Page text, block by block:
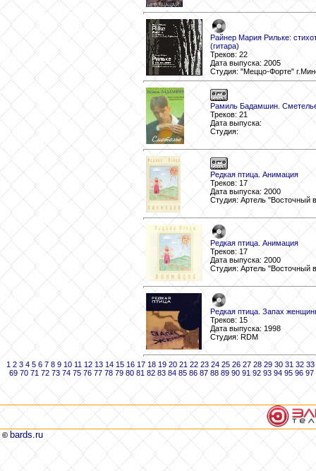
Райнер Мария Рильке:
(гитара)
Треков: 22
Дата выпуска: 2005
Студия: "Меццо-Форте"
Рамиль Бадамшин.
Треков: 21
Дата выпуска:
Студия:
Редкая птица. Анимация
Треков: 17
Дата выпуска: 2000
Студия: Артель "Восточный
Редкая птица. Анимация
Треков: 17
Дата выпуска: 2000
Студия: Артель "Восточный
Редкая птица. Запах
Треков: 15
Дата выпуска: 1998
Студия: RDM
1 2 3 4 5 6 7 8 9 10 11 12 13 14 15 16 17 18 19 20 21 22 23 24 25 26 27 28 29 30 31 32 33
69 70 71 72 73 74 75 76 77 78 79 80 81 82 83 84 85 86 87 88 89 90 91 92 93 94 95 96 97
© bards.ru